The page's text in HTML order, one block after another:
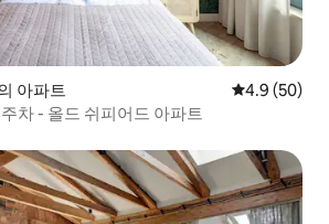
아파트 평점 4.9점(5
4.9 (50)
차 - 올드 쉬피어드 아파트